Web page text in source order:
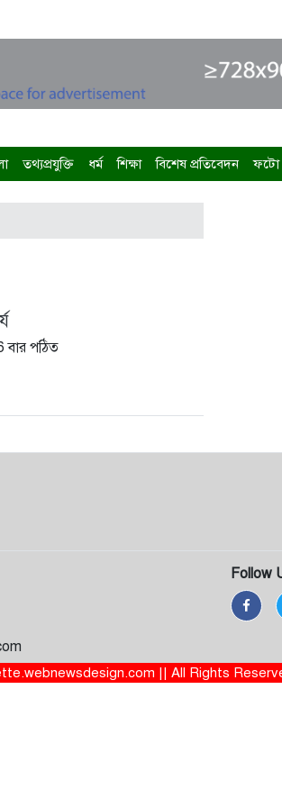
তথ্যপ্রযুক্তি ধর্ম শিক্ষা বিশেষ প্রতিবেদন ফটো
বার পঠিত
Follow
|| All Rights